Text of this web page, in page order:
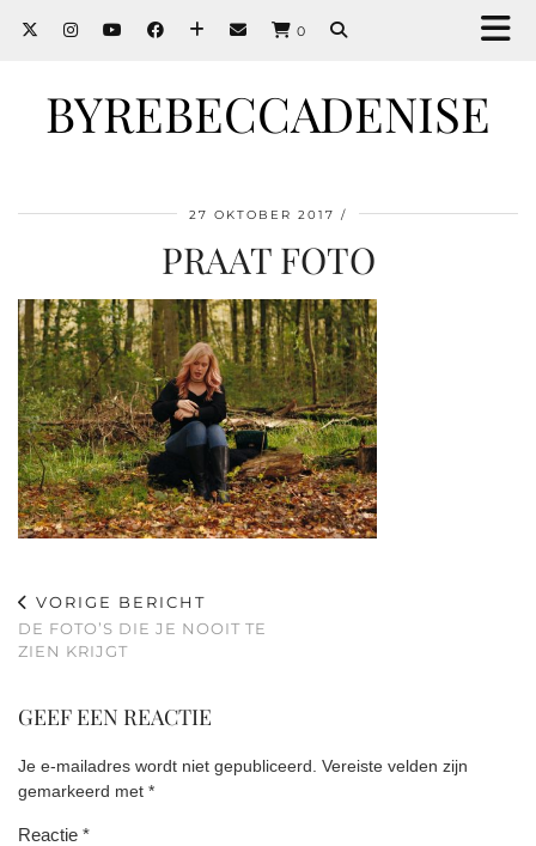
0
BYREBECCADENISE
27 OKTOBER 2017
PRAAT FOTO
VORIGE BERICHT
DE FOTO’S DIE JE NOOIT TE
ZIEN KRIJGT
GEEF EEN REACTIE
Je e-mailadres wordt niet gepubliceerd. Vereiste velden zijn
gemarkeerd met *
Reactie *